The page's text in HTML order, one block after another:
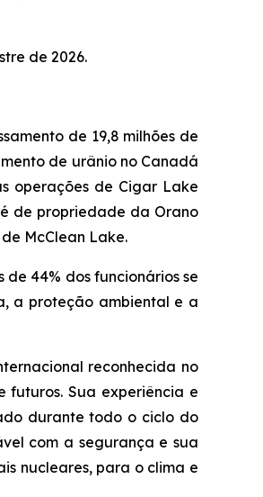
de 2026.
de 19,8 milhões de
de urânio no Canadá
operações de Cigar Lake
é de propriedade da Orano
McClean Lake.
44% dos funcionários se
a proteção ambiental e a
reconhecida no
futuros. Sua experiência e
durante todo o ciclo do
com a segurança e sua
nucleares, para o clima e